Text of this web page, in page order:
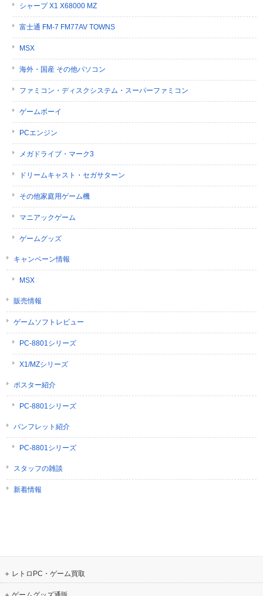
シャープ X1 X68000 MZ
富士通 FM-7 FM77AV TOWNS
MSX
海外・国産 その他パソコン
ファミコン・ディスクシステム・スーパーファミコン
ゲームボーイ
PCエンジン
メガドライブ・マーク3
ドリームキャスト・セガサターン
その他家庭用ゲーム機
マニアックゲーム
ゲームグッズ
キャンペーン情報
MSX
販売情報
ゲームソフトレビュー
PC-8801シリーズ
X1/MZシリーズ
ポスター紹介
PC-8801シリーズ
パンフレット紹介
PC-8801シリーズ
スタッフの雑談
新着情報
レトロPC・ゲーム買取